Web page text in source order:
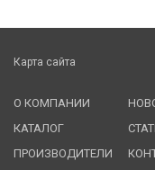
Карта сайта
О КОМПАНИИ
КАТАЛОГ
ПРОИЗВОДИТЕЛИ